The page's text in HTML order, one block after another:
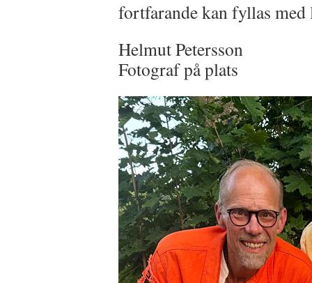
fortfarande kan fyllas
Helmut Petersson
Fotograf på plats